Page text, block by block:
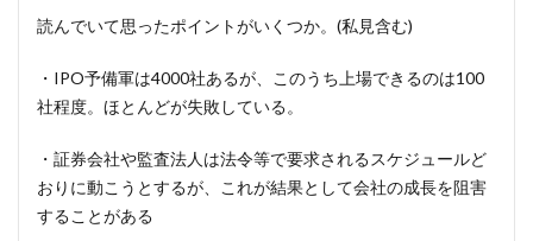
読んでいて思ったポイントがいくつか。(私見含む)
・IPO予備軍は4000社あるが、このうち上場できるのは100
社程度。ほとんどが失敗している。
・証券会社や監査法人は法令等で要求されるスケジュールど
おりに動こうとするが、これが結果として会社の成長を阻害
することがある